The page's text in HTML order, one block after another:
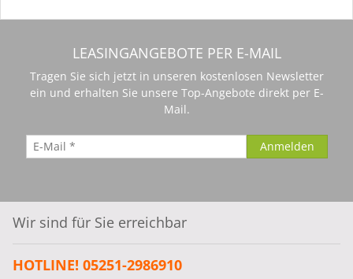
LEASINGANGEBOTE PER E-MAIL
Tragen Sie sich jetzt in unseren kostenlosen Newsletter
ein und erhalten Sie unsere Top-Angebote direkt per E-
Mail.
Wir sind für Sie erreichbar
HOTLINE! 05251-2986910